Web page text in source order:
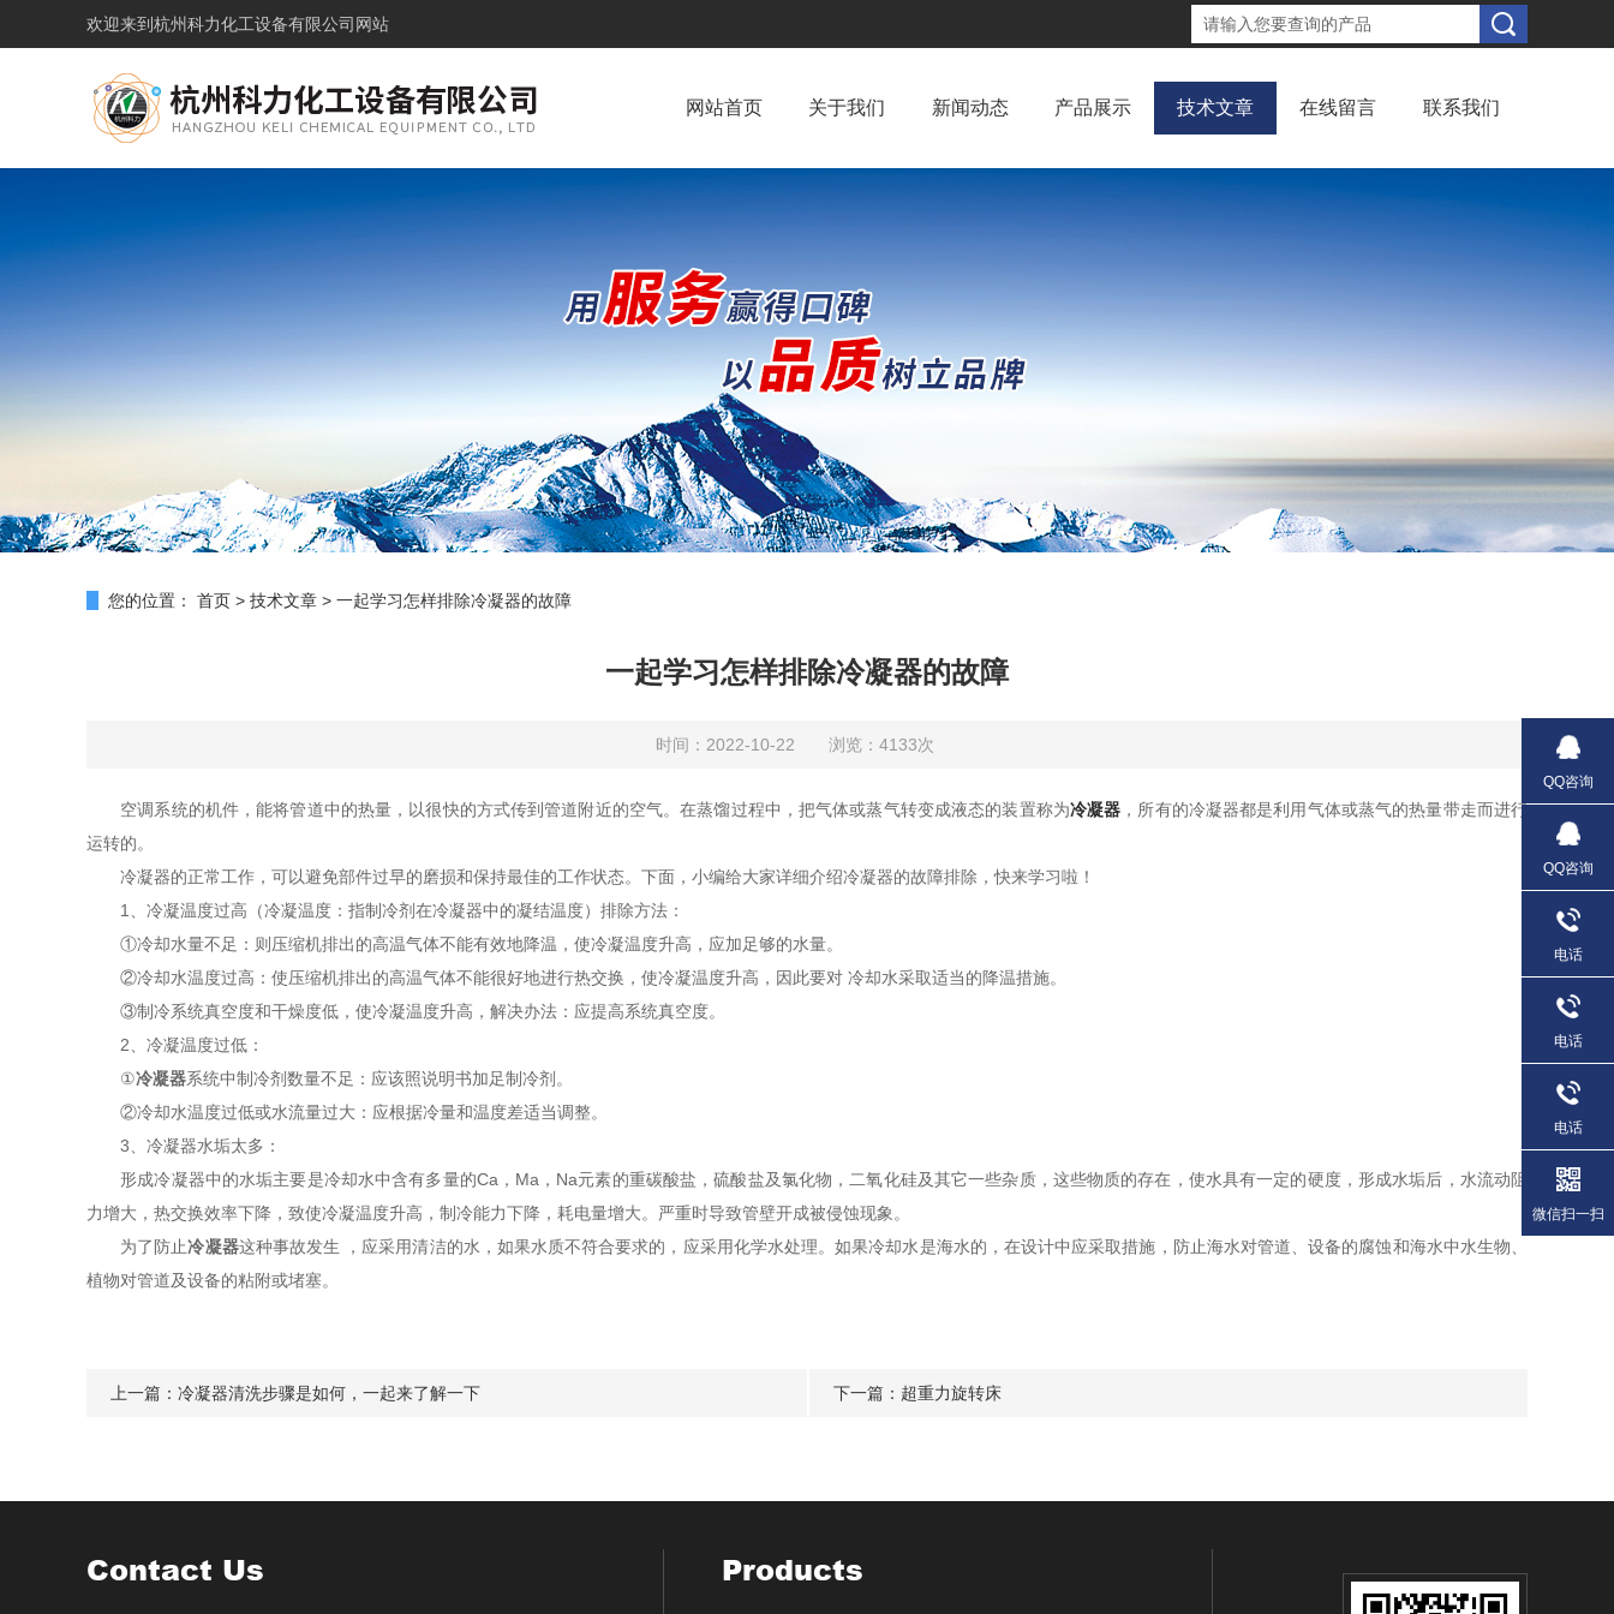
欢迎来到 杭州科力化工设备有限公司网站
网站首页 关于我们 新闻动态 产品展示 技术文章 在线留言 联系我们
您的位置： 首页 > 技术文章 > 一起学习怎样排除冷凝器的故障
一起学习怎样排除冷凝器的故障
时间：2022-10-22 浏览：4133次
空调系统的机件，能将管道中的热量，以很快的方式传到管道附近的空气。在蒸馏过程中，把气体或蒸气转变成液态的装置称为冷凝器 ，所有的冷凝器都是利用气体或蒸气的热量带走而进行
运转的。
冷凝器的正常工作，可以避免部件过早的磨损和保持最佳的工作状态。下面，小编给大家详细介绍冷凝器的故障排除，快来学习啦！
1、冷凝温度过高（冷凝温度：指制冷剂在冷凝器中的凝结温度）排除方法：
①冷却水量不足：则压缩机排出的高温气体不能有效地降温，使冷凝温度升高，应加足够的水量。
②冷却水温度过高：使压缩机排出的高温气体不能很好地进行热交换，使冷凝温度升高，因此要对 冷却水采取适当的降温措施。
③制冷系统真空度和干燥度低，使冷凝温度升高，解决办法：应提高系统真空度。
2、冷凝温度过低：
①冷凝器系统中制冷剂数量不足：应该照说明书加足制冷剂。
②冷却水温度过低或水流量过大：应根据冷量和温度差适当调整。
3、冷凝器水垢太多：
形成冷凝器中的水垢主要是冷却水中含有多量的Ca，Ma，Na元素的重碳酸盐，硫酸盐及氯化物，二氧化硅及其它一些杂质，这些物质的存在，使水具有一定的硬度，形成水垢后，水流动阻
力增大，热交换效率下降，致使冷凝温度升高，制冷能力下降，耗电量增大。严重时导致管壁开成被侵蚀现象。
为了防止冷凝器这种事故发生 ，应采用清洁的水，如果水质不符合要求的，应采用化学水处理。如果冷却水是海水的，在设计中应采取措施，防止海水对管道、设备的腐蚀和海水中水生物、
植物对管道及设备的粘附或堵塞。
上一篇： 冷凝器清洗步骤是如何，一起来了解一下 下一篇： 超重力旋转床
Contact Us Products
QQ咨询
QQ咨询
电话
电话
电话
微信扫一扫